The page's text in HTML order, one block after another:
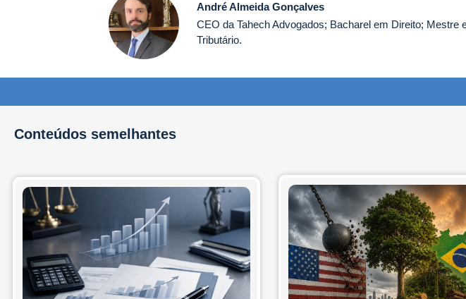
André Almeida Gonçalves
CEO da Tahech Advogados; Bacharel em Direito;
Tributário.
Conteúdos semelhantes